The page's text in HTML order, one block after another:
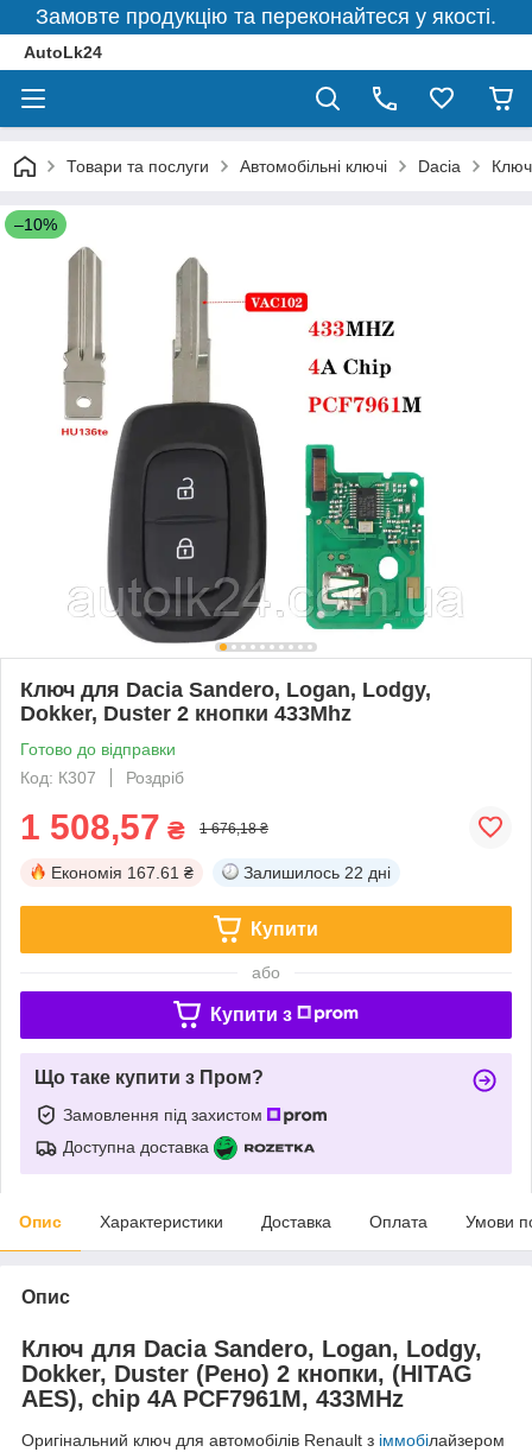
Замовте продукцію та переконайтеся у якості.
AutoLk24
Товари та послуги Автомобільні ключі Dacia
–10%
Ключ для Dacia Sandero, Logan, Lodgy,
Dokker, Duster 2 кнопки 433Mhz
Готово до відправки
Код: К307
Роздріб
1 508,57 ₴ 1 676,18 ₴
Економія 167.61 ₴ Залишилось 22 дні
Купити
або
Купити з
Що таке купити з Пром?
Замовлення під захистом
Доступна доставка
Опис Характеристики Доставка Оплата Умови
Опис
Ключ для Dacia Sandero, Logan, Lodgy,
Dokker, Duster (Рено) 2 кнопки, (HITAG
AES), chip 4A PCF7961M, 433MHz
Оригінальний ключ для автомобілів Renault з іммобілайзером